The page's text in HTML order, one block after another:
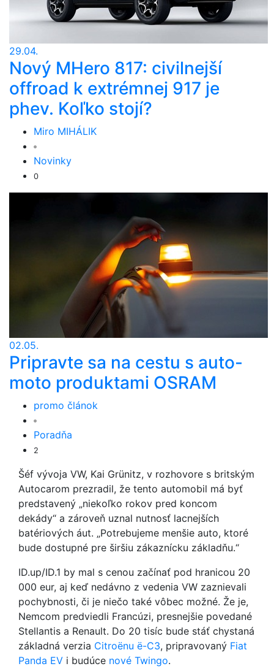
29.04.
Nový MHero 817: civilnejší
offroad k extrémnej 917 je
phev. Koľko stojí?
Miro MIHÁLIK
Novinky
0
02.05.
Pripravte sa na cestu s auto-
moto produktami OSRAM
promo článok
Poradňa
2
Šéf vývoja VW, Kai Grünitz, v rozhovore s britským
Autocarom prezradil, že tento automobil má byť
predstavený „niekoľko rokov pred koncom
dekády“ a zároveň uznal nutnosť lacnejších
batériových áut. „Potrebujeme menšie auto, ktoré
bude dostupné pre širšiu zákaznícku základňu.“
ID.up/ID.1 by mal s cenou začínať pod hranicou 20
000 eur, aj keď nedávno z vedenia VW zaznievali
pochybnosti, či je niečo také vôbec možné. Že je,
Nemcom predviedli Francúzi, presnejšie povedané
Stellantis a Renault. Do 20 tisíc bude stáť chystaná
základná verzia Citroënu ë-C3, pripravovaný Fiat
Panda EV i budúce nové Twingo.